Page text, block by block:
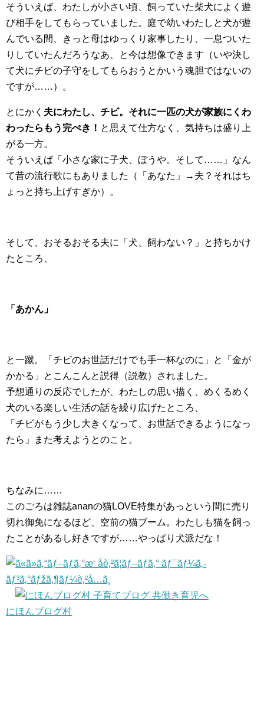
そういえば、わたしが小さい頃、飼っていた柴犬によく遊
び相手をしてもらっていました。庭で幼いわたしと犬が遊
んでいる間、きっと母はゆっくり家事したり、一息ついた
りしていたんだろうなあ、と今は想像できます（いや決し
て犬にチビの子守をしてもらおうとかいう魂胆ではないの
ですが……）。
とにかく 夫にわたし、チビ。それに一匹の犬が家族にくわ
わったらもう完ぺき！ と思えて仕方なく、気持ちは盛り上
がる一方。
そういえば「小さな家に子犬、ぼうや。そして……」なん
て昔の流行歌にもありました（「あなた」→夫？それはち
ょっと持ち上げすぎか）。
そして、おそるおそる夫に「犬、飼わない？」と持ちかけ
たところ、
「あかん」
と一蹴。「チビのお世話だけでも手一杯なのに」と「金が
かかる」とこんこんと説得（説教）されました。
予想通りの反応でしたが、わたしの思い描く、めくるめく
犬のいる楽しい生活の話を繰り広げたところ、
「チビがもう少し大きくなって、お世話できるようになっ
たら」また考えようとのこと。
ちなみに……
このごろは雑誌ananの猫LOVE特集があっという間に売り
切れ御免になるほど、空前の猫ブーム。わたしも猫を飼っ
たことがあるし好きですが……やっぱり犬派だな！
にほんブログ村